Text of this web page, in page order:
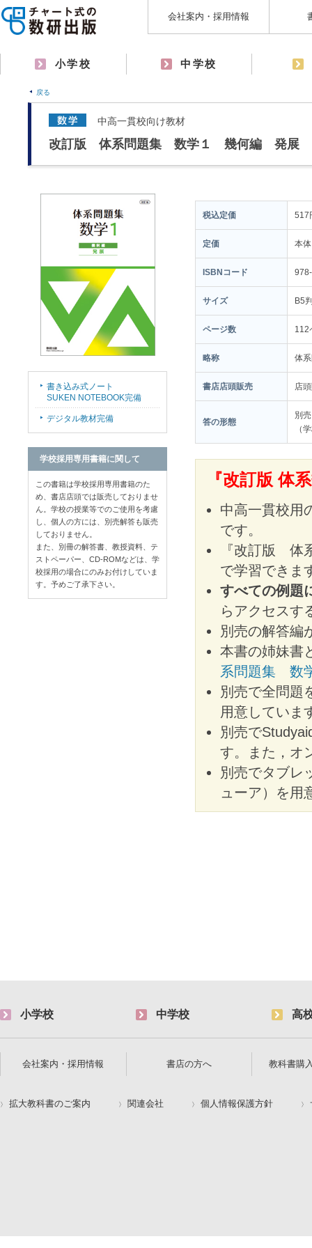
会社案内・採用情報
小学校 中学校
戻る
中高一貫校向け教材
改訂版 体系問題集 数学１ 幾何編 発展
税込定価 517
定価 本
ISBNコード
サイズ B5
ページ数 112
略称 体
書店店頭販売 店
答の形態
別
（
『改訂版 体
中高一貫校用
です。
『改訂版 体
で学習できま
すべての例題
らアクセスす
別売の解答編
本書の姉妹書
系問題集 数
別売で全問題
用意していま
別売で
す。また，オ
別売でタブレ
ューア）を用
書き込み式ノート
SUKEN NOTEBOOK完備
デジタル教材完備
学校採用専用書籍に関して
この書籍は学校採用専用書籍のた
め、書店店頭では販売しておりませ
ん。学校の授業等でのご使用を考慮
し、個人の方には、別売解答も販売
しておりません。
また、別冊の解答書、教授資料、テ
ストペーパー、CD-ROMなどは、学
校採用の場合にのみお付けしていま
す。予めご了承下さい。
小学校 中学校 高
会社案内・採用情報 書店の方へ 教科書購
拡大教科書のご案内 関連会社 個人情報保護方針